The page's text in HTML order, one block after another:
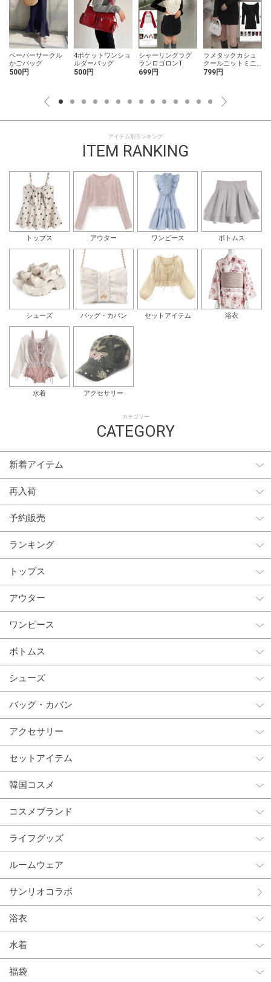
ペーパーサークル
かごバッグ
500円
4ポケットワンショ
ルダーバッグ
500円
シャーリングラグ
ランロゴロンT
699円
ラメタックカシュ
クールニットミニ
ワンピース
799円
アイテム別ランキング
ITEM RANKING
トップス アウター ワンピース ボトムス
シューズ バッグ・カバン セットアイテム 浴衣
水着 アクセサリー
カテゴリー
CATEGORY
新着アイテム
再入荷
予約販売
ランキング
トップス
アウター
ワンピース
ボトムス
シューズ
バッグ・カバン
アクセサリー
セットアイテム
韓国コスメ
コスメブランド
ライフグッズ
ルームウェア
サンリオコラボ
浴衣
水着
福袋